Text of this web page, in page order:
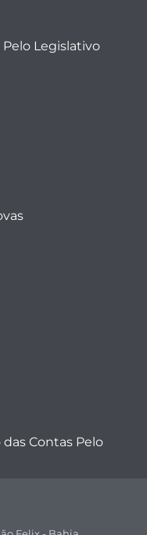
Legislativo
Contas Pelo